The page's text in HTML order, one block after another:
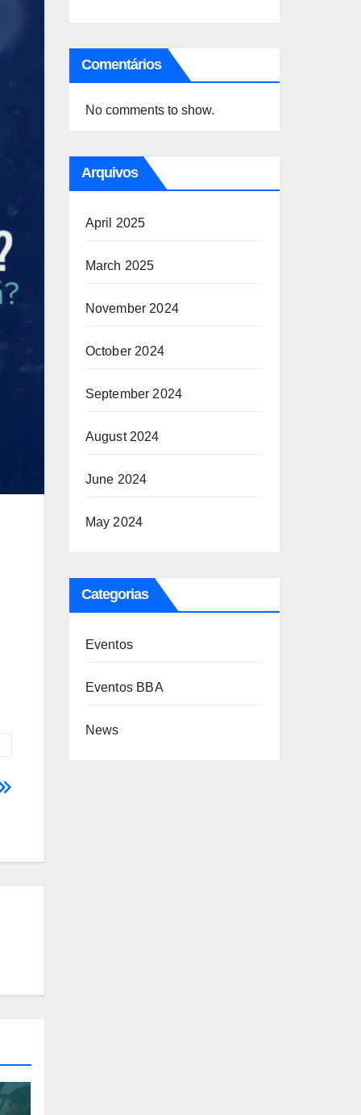
Comentários
No comments to show.
Arquivos
April 2025
March 2025
November 2024
October 2024
September 2024
August 2024
June 2024
May 2024
Categorias
Eventos
Eventos BBA
News